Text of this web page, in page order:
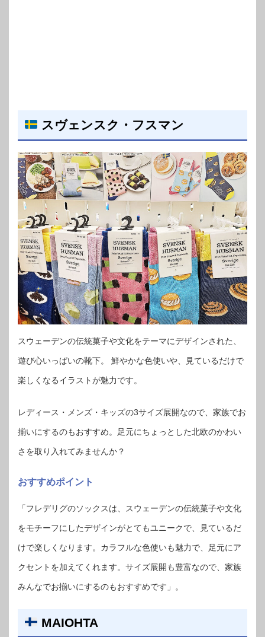
スヴェンスク・フスマン
スウェーデンの伝統菓子や文化をテーマにデザインされた、
遊び心いっぱいの靴下。 鮮やかな色使いや、見ているだけで
楽しくなるイラストが魅力です。
レディース・メンズ・キッズの3サイズ展開なので、家族でお
揃いにするのもおすすめ。足元にちょっとした北欧のかわい
さを取り入れてみませんか？
おすすめポイント
「フレデリグのソックスは、スウェーデンの伝統菓子や文化
をモチーフにしたデザインがとてもユニークで、見ているだ
けで楽しくなります。カラフルな色使いも魅力で、足元にア
クセントを加えてくれます。サイズ展開も豊富なので、家族
みんなでお揃いにするのもおすすめです」。
MAIOHTA